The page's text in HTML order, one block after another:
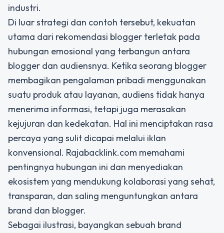
industri.
Di luar strategi dan contoh tersebut, kekuatan
utama dari rekomendasi blogger terletak pada
hubungan emosional yang terbangun antara
blogger dan audiensnya. Ketika seorang blogger
membagikan pengalaman pribadi menggunakan
suatu produk atau layanan, audiens tidak hanya
menerima informasi, tetapi juga merasakan
kejujuran dan kedekatan. Hal ini menciptakan rasa
percaya yang sulit dicapai melalui iklan
konvensional. Rajabacklink.com memahami
pentingnya hubungan ini dan menyediakan
ekosistem yang mendukung kolaborasi yang sehat,
transparan, dan saling menguntungkan antara
brand dan blogger.
Sebagai ilustrasi, bayangkan sebuah brand